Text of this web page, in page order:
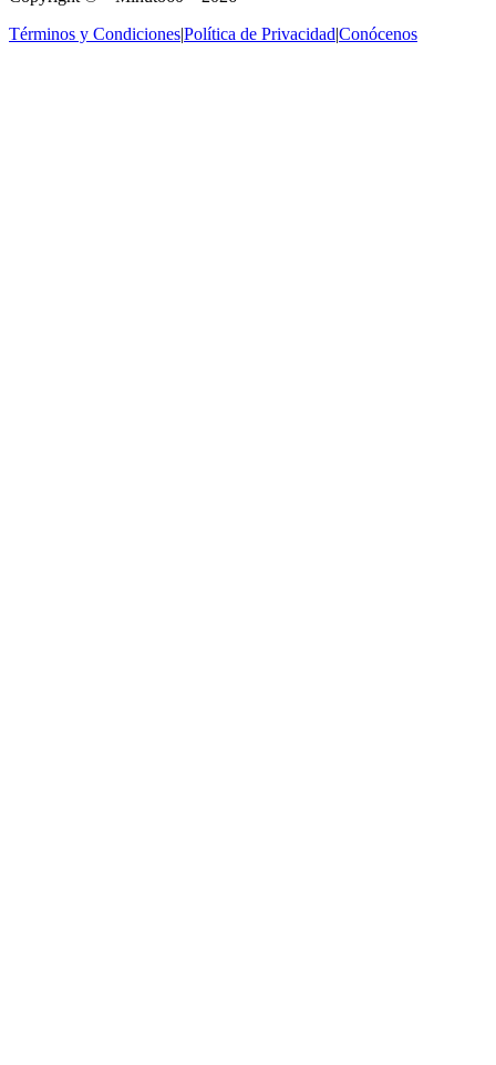
Términos y Condiciones|Política de Privacidad|Conócenos